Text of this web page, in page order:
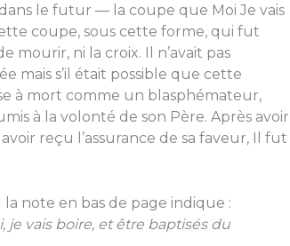
le futur ― la coupe que Moi Je vais
coupe, sous cette forme, qui fut
mourir, ni la croix. Il n’avait pas
mais s’il était possible que cette
à mort comme un blasphémateur,
à la volonté de son Père. Après avoir
reçu l’assurance de sa faveur, Il fut
note en bas de page indique :
je vais boire, et être baptisés du